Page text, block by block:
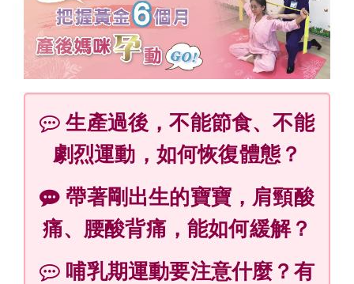
生產過後，不能節食、不能
劇烈運動，如何恢復體態？
帶著剛出生的寶寶，肩頸酸
痛、腰酸背痛，能如何緩解？
哺乳期運動要注意什麼？有